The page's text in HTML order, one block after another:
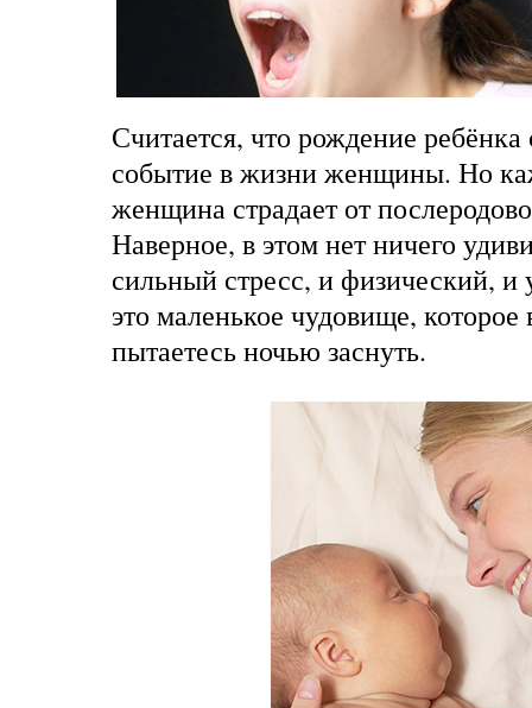
Считается, что рождение ребёнка
событие в жизни женщины. Но
женщина страдает от
Наверное, в этом нет ничего
сильный стресс, и физический, и
это маленькое чудовище, которое
пытаетесь ночью заснуть.